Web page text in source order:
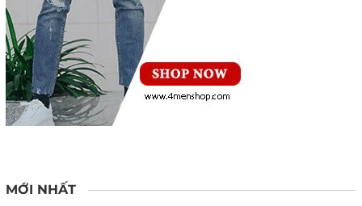
MỚI NHẤT